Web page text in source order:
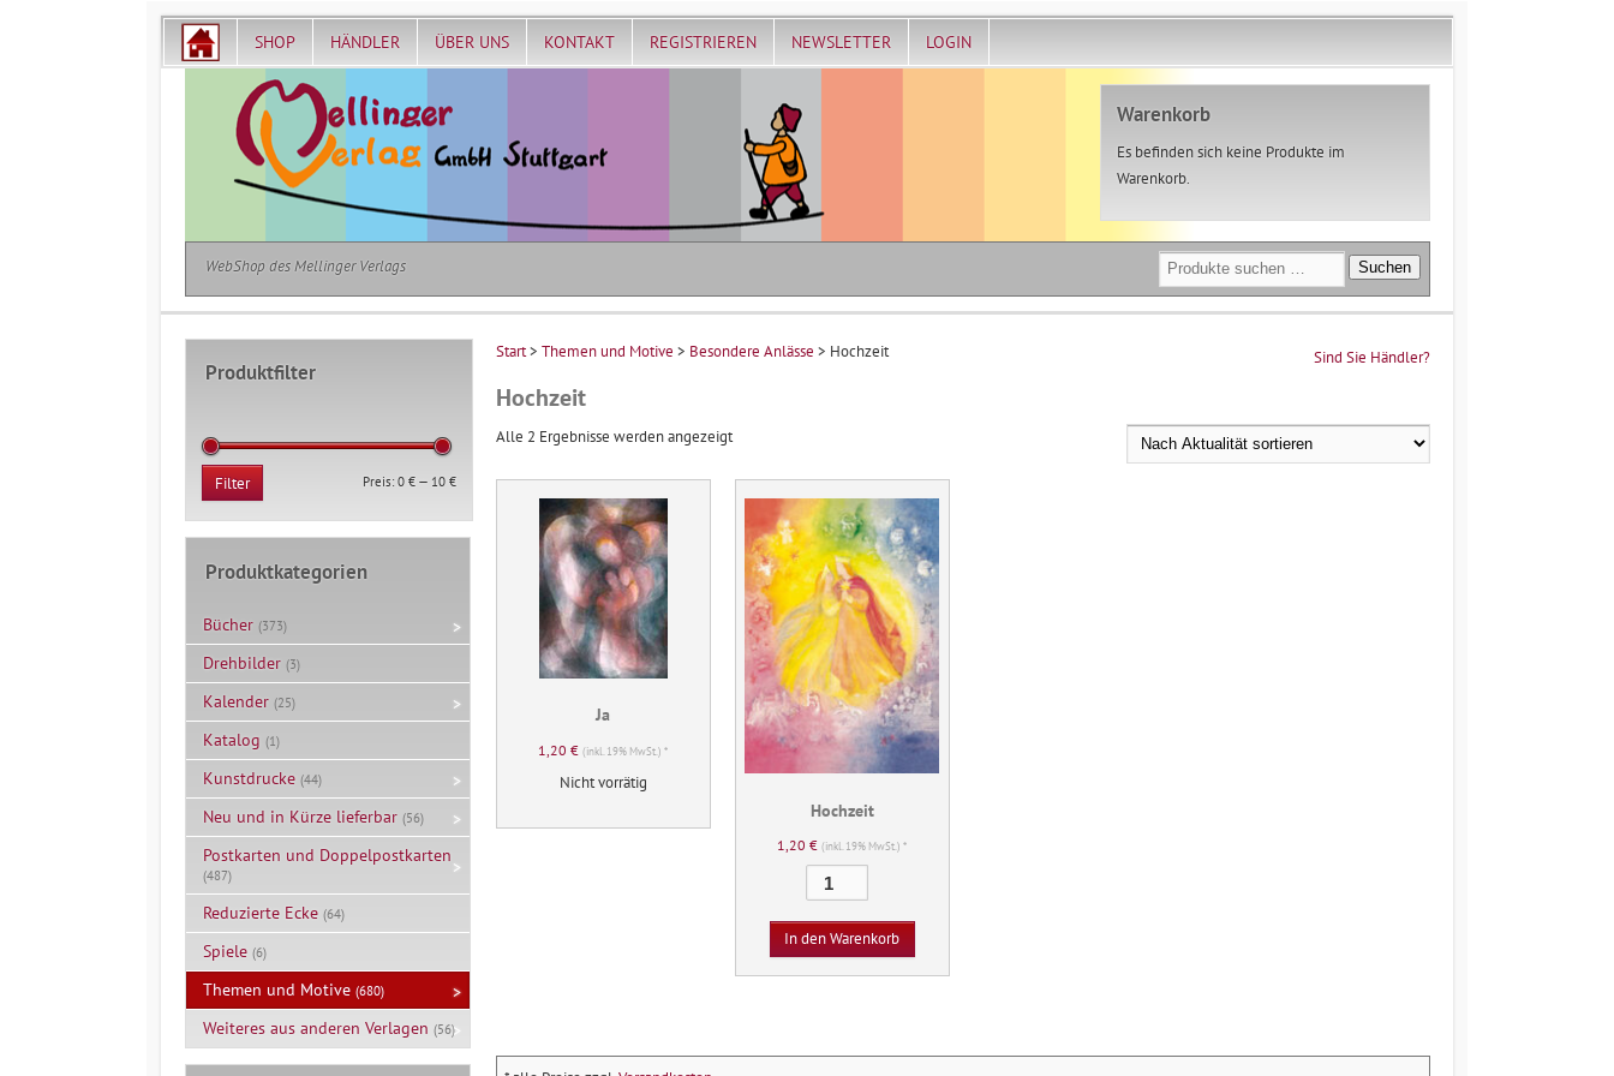
SHOP HÄNDLER ÜBER UNS KONTAKT REGISTRIEREN NEWSLETTER LOGIN
Warenkorb
Es befinden sich keine Produkte im
Warenkorb.
WebShop des Mellinger Verlags
Suchen
nach:
Suchen
Start> Themen und Motive > Besondere Anlässe > Hochzeit Sind Sie Händler?
Hochzeit
Alle 2 Ergebnisse werden angezeigtNach
Ja
1,20€ (inkl. 19% MwSt.) *
Nicht vorrätig
Hochzeit
1,20€ (inkl. 19% MwSt.) *
Menge
In den Warenkorb
Produktfilter
Min.
Max.
Filter Preis:0 € — 10 €
Produktkategorien
Bücher (373)
Drehbilder (3)
Kalender (25)
Katalog (1)
Kunstdrucke (44)
Neu und in Kürze lieferbar (56)
Postkarten und Doppelpostkarten
(487)
Reduzierte Ecke (64)
Spiele (6)
Themen und Motive (680)
Weiteres aus anderen Verlagen (56)